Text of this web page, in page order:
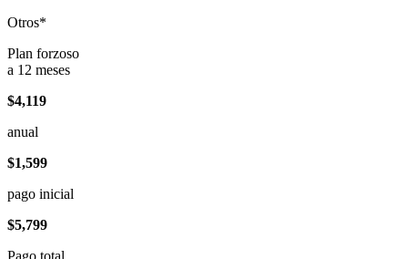
Otros*
Plan forzoso
a 12 meses
$4,119
anual
$1,599
pago inicial
$5,799
Pago total